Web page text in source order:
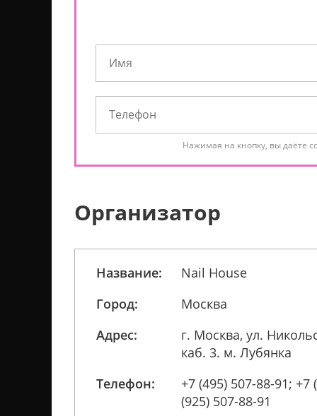
Нажимая на кнопку, вы даёте
Организатор
Название:
Nail House
Город:
Москва
Адрес:
г. Москва, ул.
каб. 3. м. Лубянка
Телефон:
+7 (495) 507-88-91; +7
(925) 507-88-91